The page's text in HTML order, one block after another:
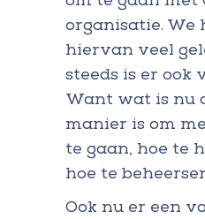
organisatie. We
hiervan veel
steeds is er ook
Want wat is nu
manier is om
te gaan, hoe te
hoe te
Ook nu er een